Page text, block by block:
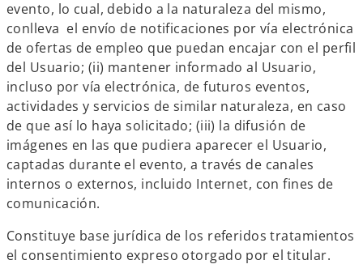
evento, lo cual, debido a la naturaleza del mismo,
conlleva el envío de notificaciones por vía electrónica
de ofertas de empleo que puedan encajar con el perfil
del Usuario; (ii) mantener informado al Usuario,
incluso por vía electrónica, de futuros eventos,
actividades y servicios de similar naturaleza, en caso
de que así lo haya solicitado; (iii) la difusión de
imágenes en las que pudiera aparecer el Usuario,
captadas durante el evento, a través de canales
internos o externos, incluido Internet, con fines de
comunicación.
Constituye base jurídica de los referidos tratamientos
el consentimiento expreso otorgado por el titular.